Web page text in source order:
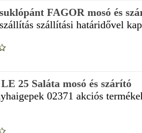
FAGOR mosó és
szállítási határidővel
25 Saláta mosó és szárító
02371 akciós